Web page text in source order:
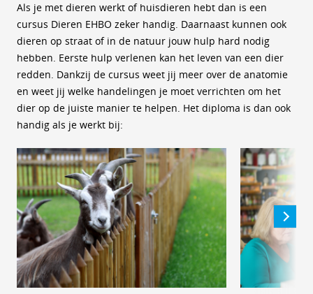
Als je met dieren werkt of huisdieren hebt dan is een
cursus Dieren EHBO zeker handig. Daarnaast kunnen ook
dieren op straat of in de natuur jouw hulp hard nodig
hebben. Eerste hulp verlenen kan het leven van een dier
redden. Dankzij de cursus weet jij meer over de anatomie
en weet jij welke handelingen je moet verrichten om het
dier op de juiste manier te helpen. Het diploma is dan ook
handig als je werkt bij: